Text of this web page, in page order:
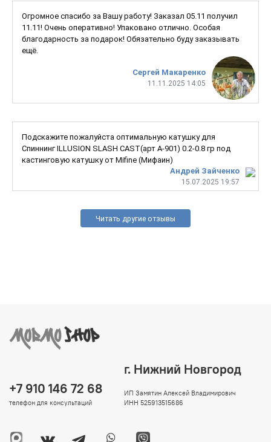
Сергей Макаренко
11.11.2025 14:05
Огромное спасибо за Вашу работу! Заказал 05.11 получил
11.11! Очень оперативно! Упаковано отлично. Особая
благодарность за подарок! Обязательно буду заказывать
ещё.
Андрей Зайченко
15.07.2025 19:57
Подскажите пожалуйста оптимальную катушку для
Спиннинг ILLUSION SLASH CAST(арт A-901) 0.2-0.8 гр под
кастинговую катушку от Mifine (Мифаин)
Читать другие отзывы
+7 910 146 72 68
телефон для консультаций
г. Нижний Новгород
ИП Замятин Алексей Владимирович
ИНН 525913515686